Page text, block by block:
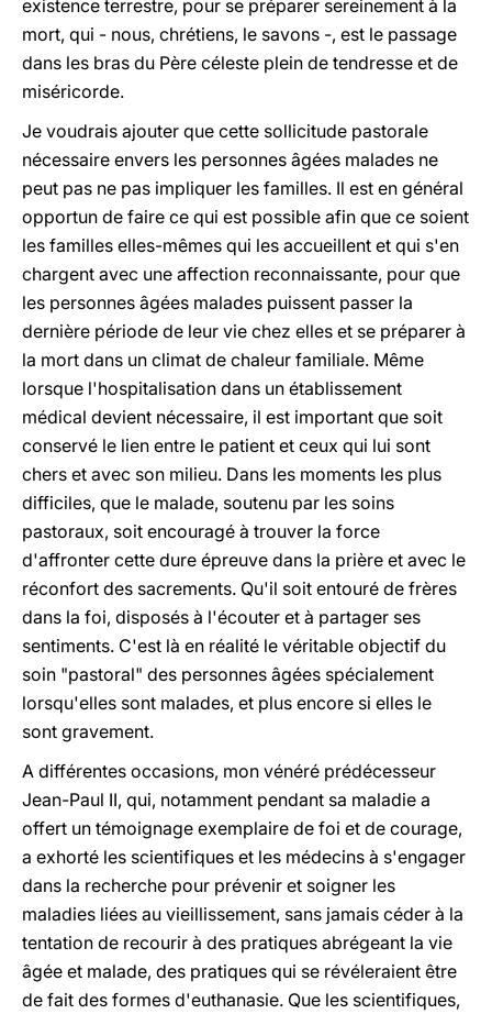
existence terrestre, pour se préparer sereinement à la
mort, qui - nous, chrétiens, le savons -, est le passage
dans les bras du Père céleste plein de tendresse et de
miséricorde.
Je voudrais ajouter que cette sollicitude pastorale
nécessaire envers les personnes âgées malades ne
peut pas ne pas impliquer les familles. Il est en général
opportun de faire ce qui est possible afin que ce soient
les familles elles-mêmes qui les accueillent et qui s'en
chargent avec une affection reconnaissante, pour que
les personnes âgées malades puissent passer la
dernière période de leur vie chez elles et se préparer à
la mort dans un climat de chaleur familiale. Même
lorsque l'hospitalisation dans un établissement
médical devient nécessaire, il est important que soit
conservé le lien entre le patient et ceux qui lui sont
chers et avec son milieu. Dans les moments les plus
difficiles, que le malade, soutenu par les soins
pastoraux, soit encouragé à trouver la force
d'affronter cette dure épreuve dans la prière et avec le
réconfort des sacrements. Qu'il soit entouré de frères
dans la foi, disposés à l'écouter et à partager ses
sentiments. C'est là en réalité le véritable objectif du
soin "pastoral" des personnes âgées spécialement
lorsqu'elles sont malades, et plus encore si elles le
sont gravement.
A différentes occasions, mon vénéré prédécesseur
Jean-Paul II, qui, notamment pendant sa maladie a
offert un témoignage exemplaire de foi et de courage,
a exhorté les scientifiques et les médecins à s'engager
dans la recherche pour prévenir et soigner les
maladies liées au vieillissement, sans jamais céder à la
tentation de recourir à des pratiques abrégeant la vie
âgée et malade, des pratiques qui se révéleraient être
de fait des formes d'euthanasie. Que les scientifiques,